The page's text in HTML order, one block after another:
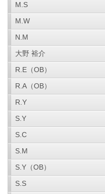
M.S
M.W
N.M
大野 裕介
R.E（OB）
R.A（OB）
R.Y
S.Y
S.C
S.M
S.Y（OB）
S.S